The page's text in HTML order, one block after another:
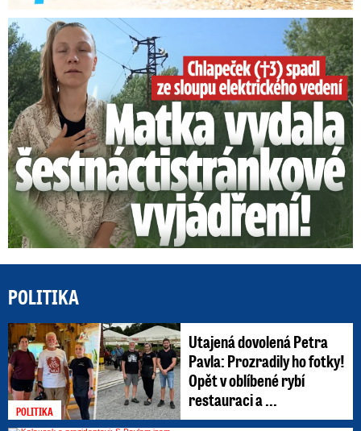
Smrtelný pád chlapce: Matka vydala vyjádření na 16 stran
POLITIKA
POLITIKA
Utajená dovolená Petra
Pavla: Prozradily ho fotky!
Opět v oblíbené rybí
restauraci a ...